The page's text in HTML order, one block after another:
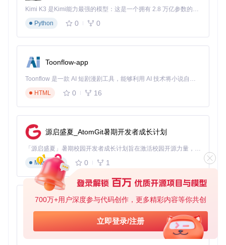
700万+用户深度参与代码创作，更多精彩内容等你共创
立即登录/注册
🔍 开始修复：等待处理完成后，使用界面中的播放器对比原始
进阶技巧：提升修复效果的实用方法
音频准备建议
先转换 💡 控制音频长度：过长的音频可分段处理，每段建议
不超过10分钟 💡 环境准备：录制时尽量减少背景噪声，原始
模式选择策略
💡 日常语音备忘录：选择模式0，处理速度快且效果好 💡 线
上会议录音：选择模式1，增强人声同时抑制环境噪声 💡 老旧
录音修复：尝试模式2，深度修复严重受损的音频
通过这些简单步骤，你就能让VoiceFixer成为你的音频质量助
手。无论是制作播客、整理会议记录，还是抢救珍贵的声音记
忆，这款AI工具都能帮你轻松实现专业级的音频修复效果。现
在就动手试试，让你的声音内容焕发新的活力。
voicefixer 下载源代码
Kimi K3 是Kimi能力最强的模型：这是一个拥有 2.8 万亿参数的混合专家（MoE）模型，具备原生视觉理解能力，并支持 100 万 token 的上下文窗口。
Python
0 0
Toonflow-app
Toonflow 是一款 AI 短剧漫剧工具，能够利用 AI 技术将小说自动转化为剧本，并结合 AI 生成的图片和视频，实现高效的短剧创作。借助 Toonflow，可以轻松完成从文字到影像的全流程，让短剧制作变得更加智能与便捷。
HTML
0 16
源启盛夏_AtomGit暑期开发者成长计划
「源启盛夏」暑期校园开发者成长计划旨在激活校园开源力量，通过积分激励、认证扶持、资源倾斜等形式，引导高校组织和开发者完成「入驻 — 建项目 — 做贡献 — 获认证 — 得资源」的完整闭环。无论你是想带领社团入驻平台的组织者，还是希望用代码贡献证明自己的开发者，都能在这里找到属于你的成长路径。
Markdown
0 1
AionUi
免费、本地、开源的 24/7 全天候 Cowork 应用，以及适用于 Gemini CLI、Claude Code、Codex、OpenCode、Qwen Code、Goose CLI、Auggie 等的 OpenClaw | 🌟 喜欢就点star吧
TypeScript
0 6